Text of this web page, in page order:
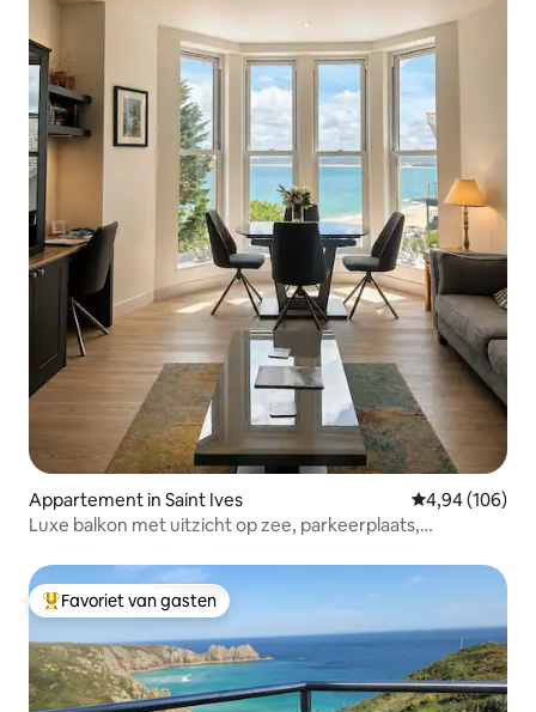
Appartement in Saint Ives Gemiddelde
4,94 (106)
Luxe balkon met uitzicht op zee, parkeerplaats,
Topfavoriet van gasten
Favoriet van gasten